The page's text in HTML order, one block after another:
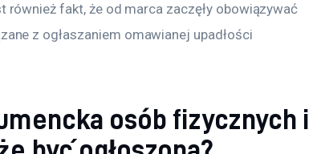
również fakt, że od marca zaczęły obowiązywać
z ogłaszaniem omawianej upadłości
osób fizycznych i